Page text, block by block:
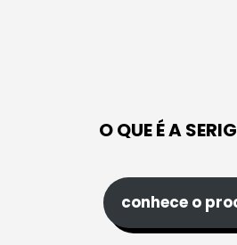
O QUE É A
conhece o